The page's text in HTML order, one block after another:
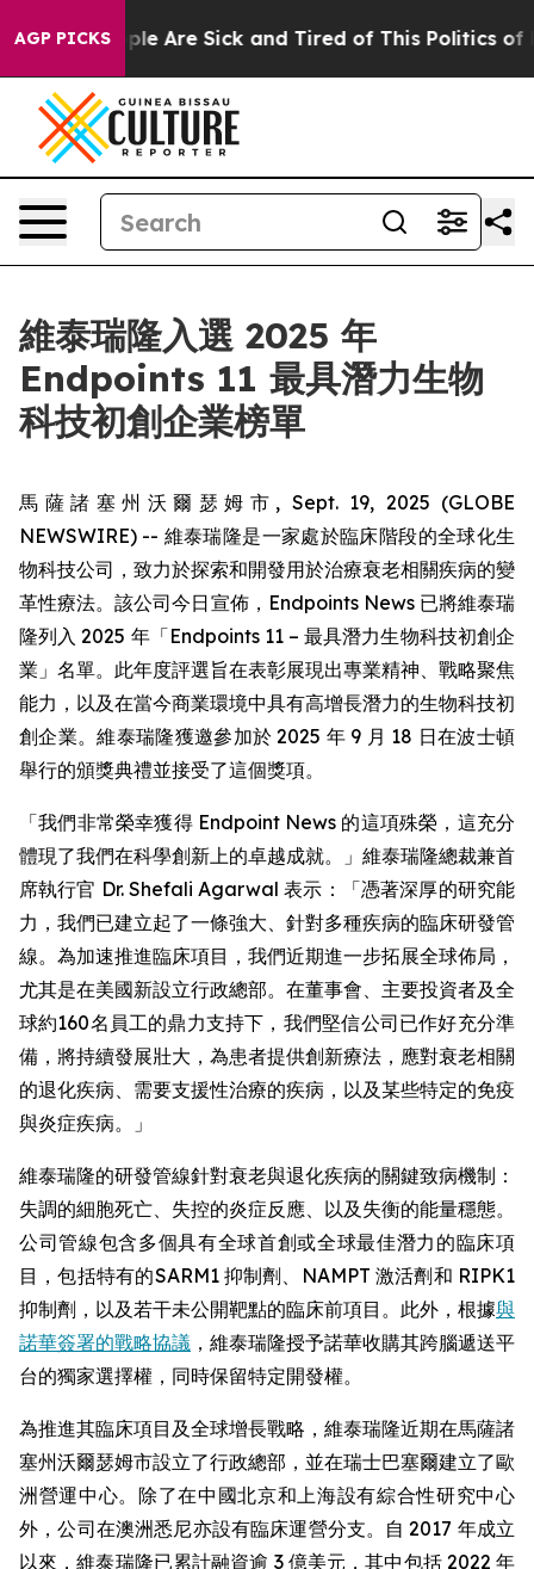
AGP PICKS
“People Are Sick and Tired of This Politics of
維泰瑞隆入選 2025 年
Endpoints 11 最具潛力生物
科技初創企業榜單
馬薩諸塞州沃爾瑟姆市, Sept. 19, 2025 (GLOBE
NEWSWIRE) -- 維泰瑞隆是一家處於臨床階段的全球化生
物科技公司，致力於探索和開發用於治療衰老相關疾病的變
革性療法。該公司今日宣佈，Endpoints News 已將維泰瑞
隆列入 2025 年「Endpoints 11 – 最具潛力生物科技初創企
業」名單。此年度評選旨在表彰展現出專業精神、戰略聚焦
能力，以及在當今商業環境中具有高增長潛力的生物科技初
創企業。維泰瑞隆獲邀參加於 2025 年 9 月 18 日在波士頓
舉行的頒獎典禮並接受了這個獎項。
「我們非常榮幸獲得 Endpoint News 的這項殊榮，這充分
體現了我們在科學創新上的卓越成就。」維泰瑞隆總裁兼首
席執行官 Dr. Shefali Agarwal 表示：「憑著深厚的研究能
力，我們已建立起了一條強大、針對多種疾病的臨床研發管
線。為加速推進臨床項目，我們近期進一步拓展全球佈局，
尤其是在美國新設立行政總部。在董事會、主要投資者及全
球約160名員工的鼎力支持下，我們堅信公司已作好充分準
備，將持續發展壯大，為患者提供創新療法，應對衰老相關
的退化疾病、需要支援性治療的疾病，以及某些特定的免疫
與炎症疾病。」
維泰瑞隆的研發管線針對衰老與退化疾病的關鍵致病機制：
失調的細胞死亡、失控的炎症反應、以及失衡的能量穩態。
公司管線包含多個具有全球首創或全球最佳潛力的臨床項
目，包括特有的SARM1 抑制劑、NAMPT 激活劑和 RIPK1
抑制劑，以及若干未公開靶點的臨床前項目。此外，根據與
諾華簽署的戰略協議 ，維泰瑞隆授予諾華收購其跨腦遞送平
台的獨家選擇權，同時保留特定開發權。
為推進其臨床項目及全球增長戰略，維泰瑞隆近期在馬薩諸
塞州沃爾瑟姆市設立了行政總部，並在瑞士巴塞爾建立了歐
洲營運中心。除了在中國北京和上海設有綜合性研究中心
外，公司在澳洲悉尼亦設有臨床運營分支。自 2017 年成立
以來，維泰瑞隆已累計融資逾 3 億美元，其中包括 2022 年